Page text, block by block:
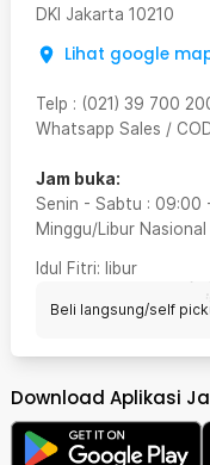
DKI Jakarta 10210
Lihat google
Telp : (021) 39 700
Whatsapp Sales /
Jam buka:
Senin - Sabtu : 09:00
Minggu/Libur Nasional
Idul Fitri: libur
Beli langsung/self
Download Aplikasi